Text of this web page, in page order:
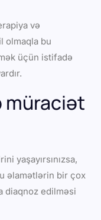
və
olmaqla bu
üçün istifadə
müraciət
yaşayırsınızsa,
əlamətlərin bir çox
diaqnoz edilməsi